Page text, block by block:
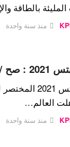
بالطاقة
منذ سنة واحدة
أرمي حقيقي؟
اختبار بتس
العالم…
منذ سنة واحدة